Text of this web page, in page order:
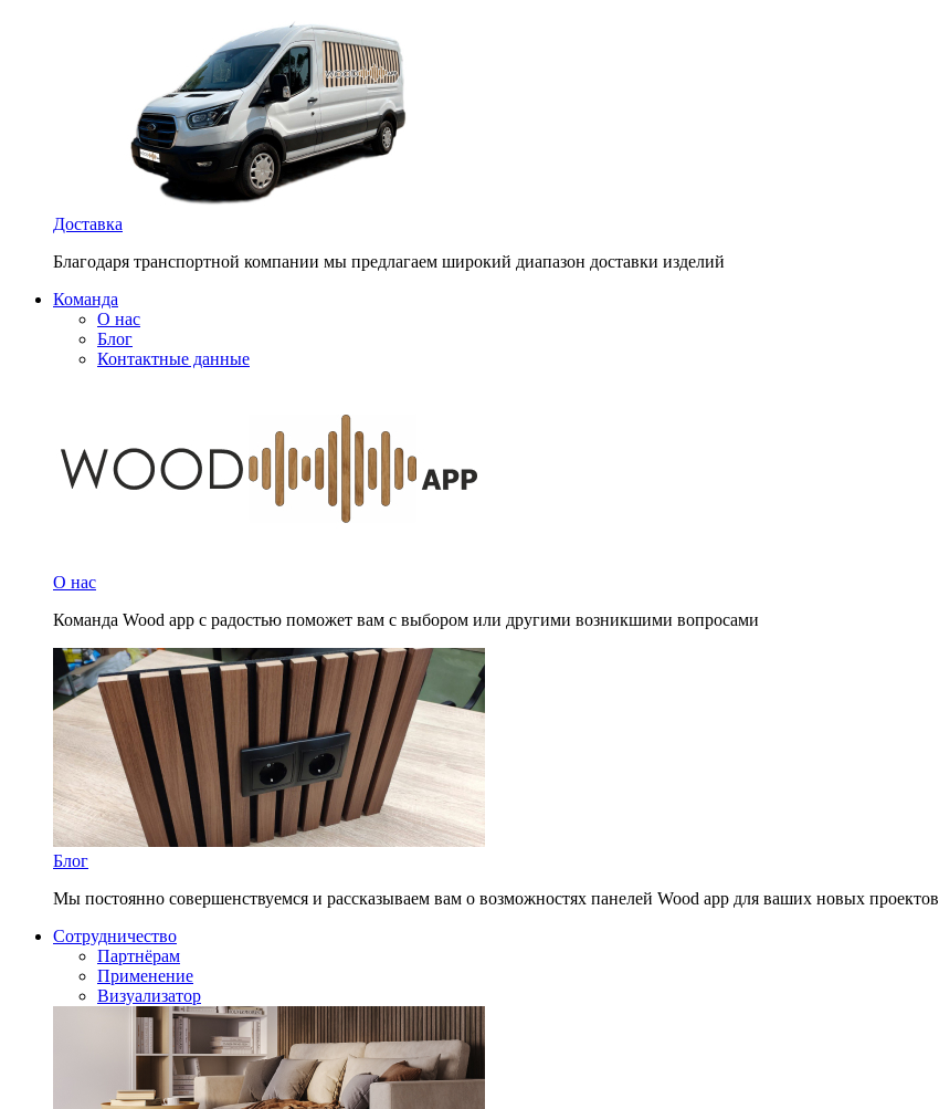
Доставка
Благодаря транспортной компании мы предлагаем широкий диапазон доставки изделий
Команда
О нас
Блог
Контактные данные
О нас
Команда Wood app с радостью поможет вам с выбором или другими возникшими вопросами
Блог
Мы постоянно совершенствуемся и рассказываем вам о возможностях панелей Wood app для ваших новых проектов
Сотрудничество
Партнёрам
Применение
Визуализатор